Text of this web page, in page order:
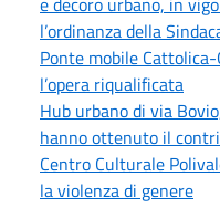
l’ordinanza della
Ponte mobile
l’opera riqualificata
Hub urbano di via
hanno ottenuto il
Centro Culturale
la violenza di genere